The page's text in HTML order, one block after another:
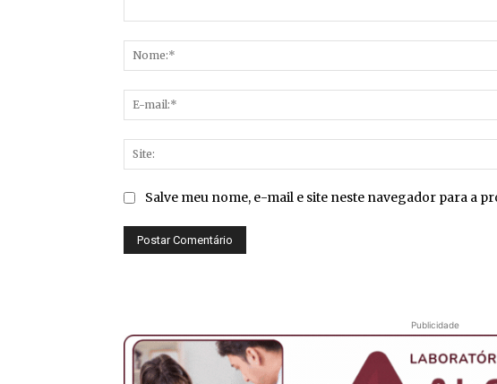
Salve meu nome, e-mail e site neste navegador para a
Publicidade